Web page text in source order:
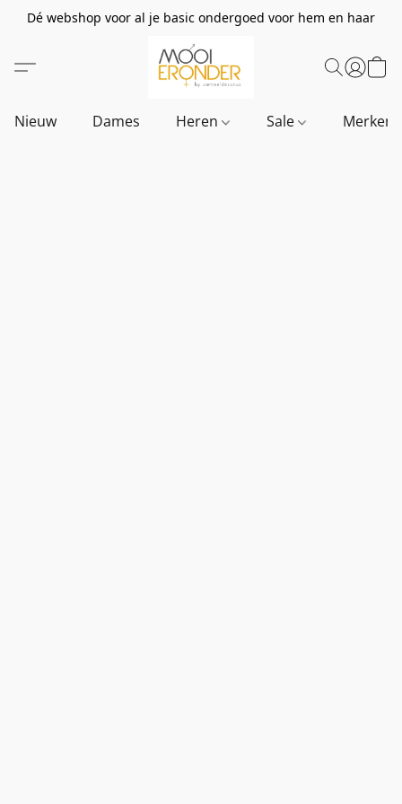
Dé webshop voor al je basic ondergoed voor hem en haar
Nieuw Dames Heren Sale Merken